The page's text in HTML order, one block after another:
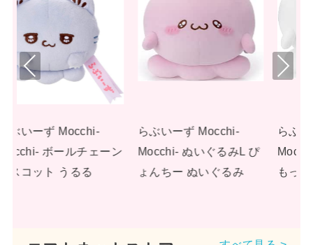
らぶいーず Mocchi-
Mocchi- ぬいぐるみL ぴ
ょんちー ぬいぐるみ
らぶいーず Mocchi-
Mocchi- ぬいぐるみL す
もっぴ ぬいぐるみ
Pre
viou
Nex